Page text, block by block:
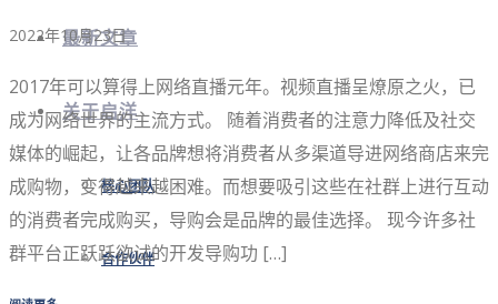
最新文章
关于启洋
核心团队
合作伙伴
2022年10月23日
2017年可以算得上网络直播元年。视频直播呈燎原之火，已
成为网络世界的主流方式。 随着消费者的注意力降低及社交
媒体的崛起，让各品牌想将消费者从多渠道导进网络商店来完
成购物，变得越来越困难。而想要吸引这些在社群上进行互动
的消费者完成购买，导购会是品牌的最佳选择。 现今许多社
群平台正跃跃欲试的开发导购功 […]